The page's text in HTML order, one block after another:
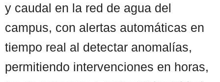
y caudal en la red de agua del
campus, con alertas automáticas en
tiempo real al detectar anomalías,
permitiendo intervenciones en horas,